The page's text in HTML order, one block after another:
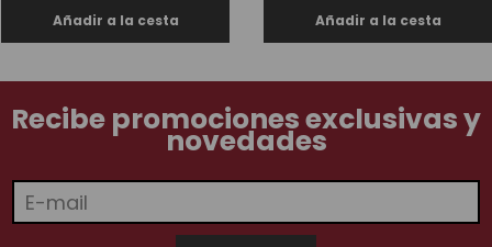
Recibe promociones exclusivas y
novedades